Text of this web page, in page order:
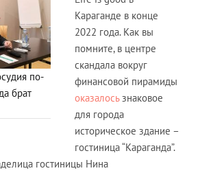
по-
брат
Караганде в конце
2022 года. Как вы
помните, в центре
скандала вокруг
финансовой пирамиды
оказалосьзнаковое
для города
историческое здание –
гостиница “Караганда”.
гостиницы Нина